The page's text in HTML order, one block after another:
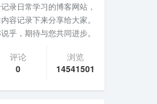
录日常学习的博客网站，
容记录下来分享给大家。
乎，期待与您共同进步。
评论
0
浏览
14541501